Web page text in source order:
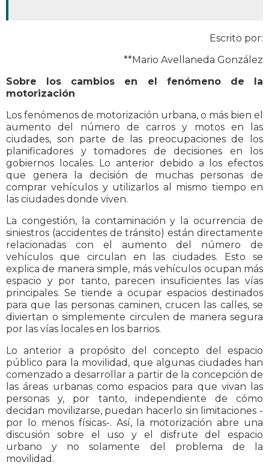
Escrito por:
**Mario Avellaneda González
Sobre los cambios en el fenómeno de la
motorización
Los fenómenos de motorización urbana, o más bien el
aumento del número de carros y motos en las
ciudades, son parte de las preocupaciones de los
planificadores y tomadores de decisiones en los
gobiernos locales. Lo anterior debido a los efectos
que genera la decisión de muchas personas de
comprar vehículos y utilizarlos al mismo tiempo en
las ciudades donde viven.
La congestión, la contaminación y la ocurrencia de
siniestros (accidentes de tránsito) están directamente
relacionadas con el aumento del número de
vehículos que circulan en las ciudades. Esto se
explica de manera simple, más vehículos ocupan más
espacio y por tanto, parecen insuficientes las vías
principales. Se tiende a ocupar espacios destinados
para que las personas caminen, crucen las calles, se
diviertan o simplemente circulen de manera segura
por las vías locales en los barrios.
Lo anterior a propósito del concepto del espacio
público para la movilidad, que algunas ciudades han
comenzado a desarrollar a partir de la concepción de
las áreas urbanas como espacios para que vivan las
personas y, por tanto, independiente de cómo
decidan movilizarse, puedan hacerlo sin limitaciones -
por lo menos físicas-. Así, la motorización abre una
discusión sobre el uso y el disfrute del espacio
urbano y no solamente del problema de la
movilidad.